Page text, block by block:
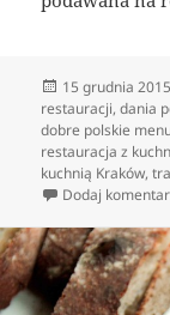
Data
publikacji
15 grudnia 2015
restauracji,dania
dobre polskie
restauracja z
kuchnią Kraków,
Dodaj